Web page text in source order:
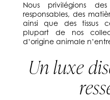
Nous privilégions
responsables, des
ainsi que des tissus
plupart de nos
d’origine animale
Un luxe